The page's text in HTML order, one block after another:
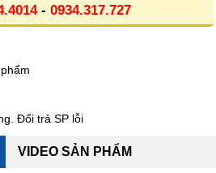
- 0934.317.727
Đổi trả SP lỗi
VIDEO SẢN PHẨM